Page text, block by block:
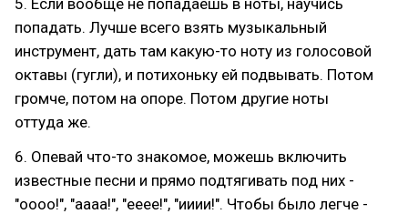
5. Если вообще не попадаешь в ноты, научись
попадать. Лучше всего взять музыкальный
инструмент, дать там какую-то ноту из голосовой
октавы (гугли), и потихоньку ей подвывать. Потом
громче, потом на опоре. Потом другие ноты
оттуда же.
6. Опевай что-то знакомое, можешь включить
известные песни и прямо подтягивать под них -
"оооо!", "аааа!", "ееее!", "ииии!". Чтобы было легче -